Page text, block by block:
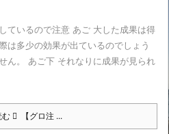
ているので注意 あご 大した成果は得
は多少の効果が出ているのでしょう
ん。 あご下 それなりに成果が見られ
む 【グロ注 ...